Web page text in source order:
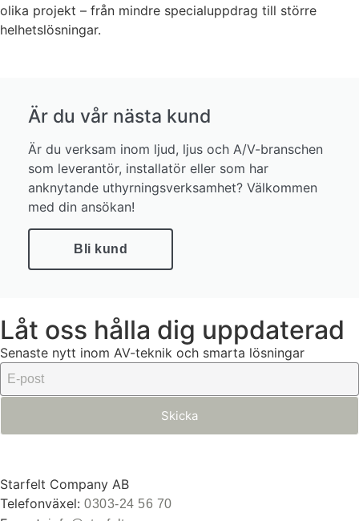
olika projekt – från mindre specialuppdrag till större
helhetslösningar.
Är du vår nästa kund
Är du verksam inom ljud, ljus och A/V-branschen
som leverantör, installatör eller som har
anknytande uthyrningsverksamhet? Välkommen
med din ansökan!
Bli kund
Låt oss hålla dig uppdaterad
Senaste nytt inom AV-teknik och smarta lösningar
Skicka
Starfelt Company AB
Telefonväxel: 0303-24 56 70